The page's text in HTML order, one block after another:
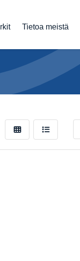
Tietoa meistä